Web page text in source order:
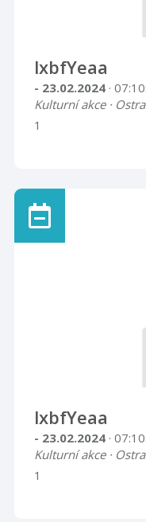
lxbfYeaa
- 23.02.2024 ·
Kulturní akce ·
1
lxbfYeaa
- 23.02.2024 ·
Kulturní akce ·
1